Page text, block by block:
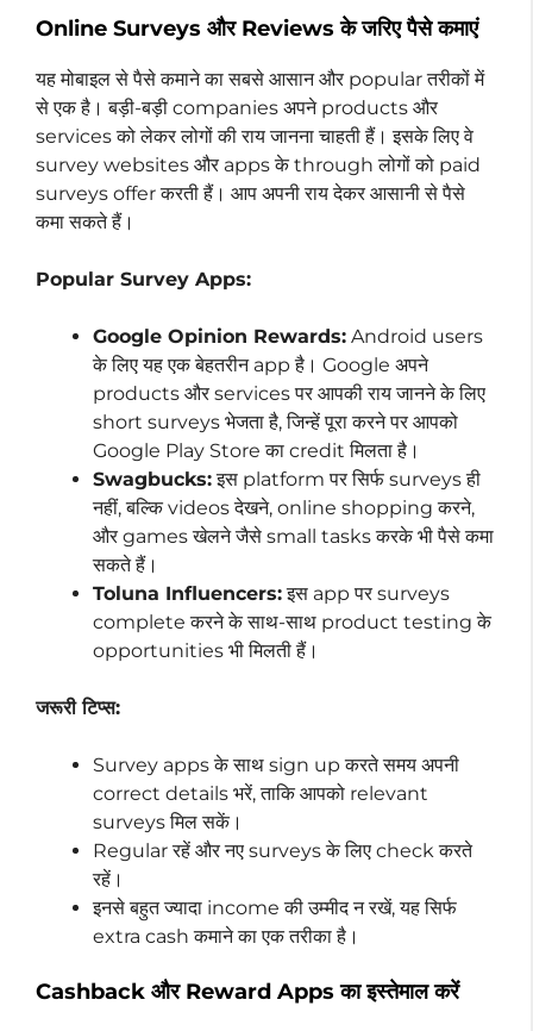
Online Surveys और Reviews के जरिए पैसे कमाएं
यह मोबाइल से पैसे कमाने का सबसे आसान और popular तरीकों में
से एक है। बड़ी-बड़ी companies अपने products और
services को लेकर लोगों की राय जानना चाहती हैं। इसके लिए वे
survey websites और apps के through लोगों को paid
surveys offer करती हैं। आप अपनी राय देकर आसानी से पैसे
कमा सकते हैं।
Popular Survey Apps:
Google Opinion Rewards: Android users
के लिए यह एक बेहतरीन app है। Google अपने
products और services पर आपकी राय जानने के लिए
short surveys भेजता है, जिन्हें पूरा करने पर आपको
Google Play Store का credit मिलता है।
Swagbucks:इस platform पर सिर्फ surveys ही
नहीं, बल्कि videos देखने, online shopping करने,
और games खेलने जैसे small tasks करके भी पैसे कमा
सकते हैं।
Toluna Influencers:इस app पर surveys
complete करने के साथ-साथ product testing के
opportunities भी मिलती हैं।
जरूरी टिप्स:
Survey apps के साथ sign up करते समय अपनी
correct details भरें, ताकि आपको relevant
surveys मिल सकें।
Regular रहें और नए surveys के लिए check करते
रहें।
इनसे बहुत ज्यादा income की उम्मीद न रखें, यह सिर्फ
extra cash कमाने का एक तरीका है।
Cashback और Reward Apps का इस्तेमाल करें